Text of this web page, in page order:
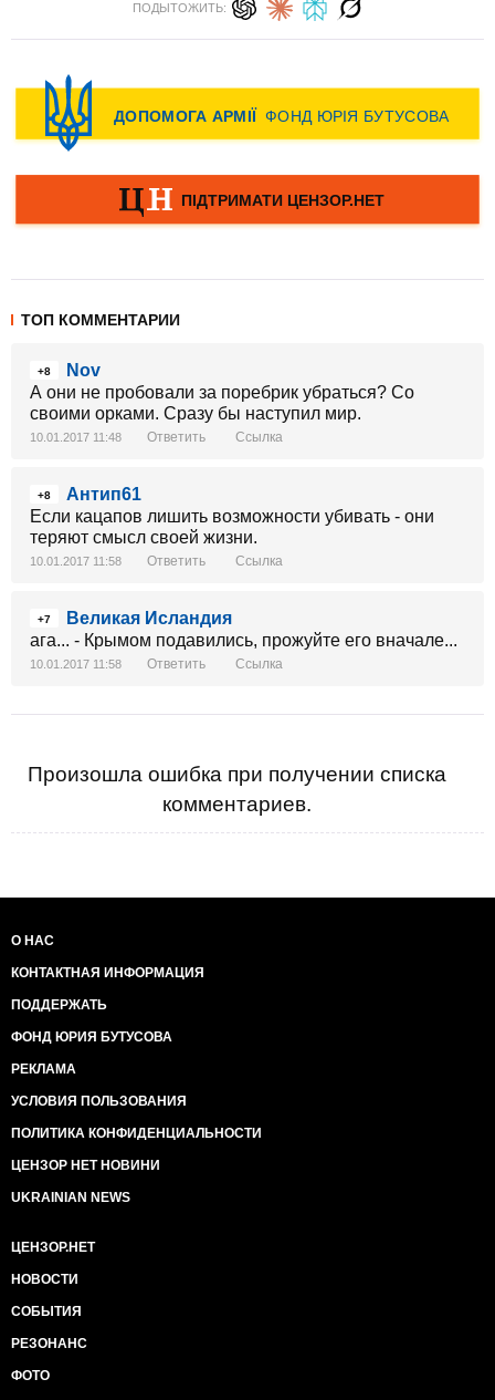
ПОДЫТОЖИТЬ:
ТОП КОММЕНТАРИИ
+8
Nov
А они не пробовали за поребрик убраться? Со
своими орками. Сразу бы наступил мир.
10.01.2017 11:48 Ответить Ссылка
+8
Антип61
Если кацапов лишить возможности убивать - они
теряют смысл своей жизни.
10.01.2017 11:58 Ответить Ссылка
+7
Великая Исландия
ага... - Крымом подавились, прожуйте его вначале...
10.01.2017 11:58 Ответить Ссылка
Произошла ошибка при получении списка
комментариев.
О НАС
КОНТАКТНАЯ ИНФОРМАЦИЯ
ПОДДЕРЖАТЬ
ФОНД ЮРИЯ БУТУСОВА
РЕКЛАМА
УСЛОВИЯ ПОЛЬЗОВАНИЯ
ПОЛИТИКА КОНФИДЕНЦИАЛЬНОСТИ
ЦЕНЗОР НЕТ НОВИНИ
UKRAINIAN NEWS
ЦЕНЗОР.НЕТ
НОВОСТИ
СОБЫТИЯ
РЕЗОНАНС
ФОТО